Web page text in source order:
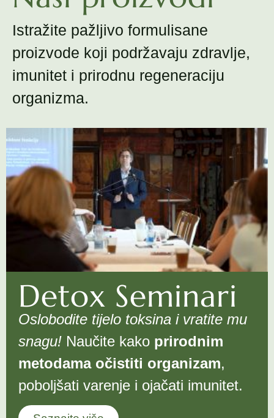
Istražite pažljivo formulisane
proizvode koji podržavaju zdravlje,
imunitet i prirodnu regeneraciju
organizma.
Detox Seminari
Oslobodite tijelo toksina i vratite mu
snagu! Naučite kako prirodnim
metodama očistiti organizam,
poboljšati varenje i ojačati imunitet.